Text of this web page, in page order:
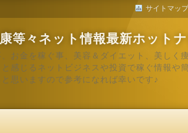
サイトマップ
等々ネット情報最新ホット
お金を稼ぐ事、美容＆ダイエット、美しく
感じるネットビジネスや投資で稼ぐ情報や
思いますので参考になれば幸いです♪